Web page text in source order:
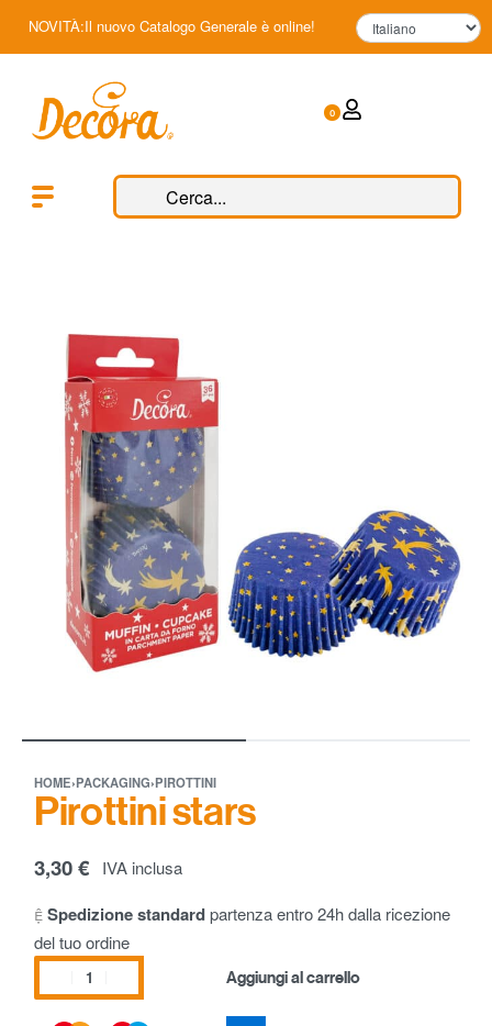
NOVITÀ:Il nuovo Catalogo Generale è online!
0
HOME›PACKAGING›PIROTTINI
Pirottini stars
3,30€ IVA inclusa
Spedizione standardpartenza entro 24h dalla ricezione
del tuo ordine
Aggiungi al carrello